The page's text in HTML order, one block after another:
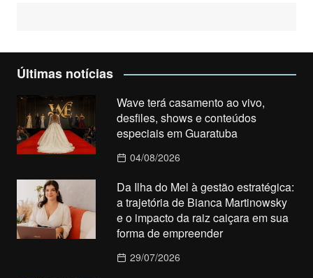
Últimas notícias
Wave terá casamento ao vivo,
desfiles, shows e conteúdos
especiais em Guaratuba
04/08/2026
Da Ilha do Mel à gestão estratégica:
a trajetória de Bianca Martinowsky
e o impacto da raiz caiçara em sua
forma de empreender
29/07/2026